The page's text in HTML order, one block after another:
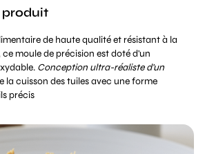
produit
de haute qualité et résistant à la
moule de précision est doté d'un
Conception ultra-réaliste d'un
la cuisson des tuiles avec une forme
précis